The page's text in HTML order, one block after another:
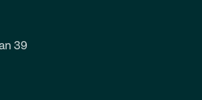
39